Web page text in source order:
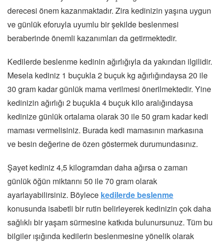
derecesi önem kazanmaktadır. Zira kedinizin yaşına uygun
ve günlük eforuyla uyumlu bir şekilde beslenmesi
beraberinde önemli kazanımları da getirmektedir.
Kedilerde beslenme kedinin ağırlığıyla da yakından ilgilidir.
Mesela kediniz 1 buçukla 2 buçuk kg ağırlığındaysa 20 ile
30 gram kadar günlük mama verilmesi önerilmektedir. Yine
kedinizin ağırlığı 2 buçukla 4 buçuk kilo aralığındaysa
kedinize günlük ortalama olarak 30 ile 50 gram kadar kedi
maması vermelisiniz. Burada kedi mamasının markasına
ve besin değerine de özen göstermek durumundasınız.
Şayet kediniz 4,5 kilogramdan daha ağırsa o zaman
günlük öğün miktarını 50 ile 70 gram olarak
ayarlayabilirsiniz. Böylece kedilerde beslenme
konusunda isabetli bir rutin belirleyerek kedinizin çok daha
sağlıklı bir yaşam sürmesine katkıda bulunursunuz. Tüm bu
bilgiler ışığında kedilerin beslenmesine yönelik olarak